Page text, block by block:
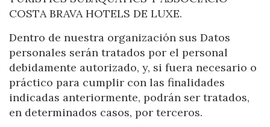
COSTA BRAVA HOTELS DE LUXE.
Dentro de nuestra organización sus Datos
personales serán tratados por el personal
debidamente autorizado, y, si fuera necesario o
práctico para cumplir con las finalidades
indicadas anteriormente, podrán ser tratados,
en determinados casos, por terceros.